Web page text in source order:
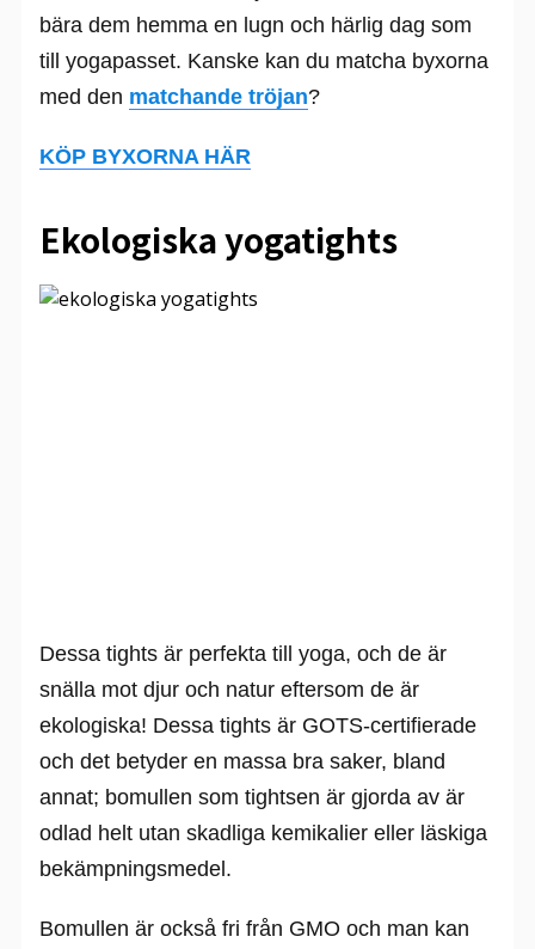
bära dem hemma en lugn och härlig dag som
till yogapasset. Kanske kan du matcha byxorna
med den matchande tröjan?
KÖP BYXORNA HÄR
Ekologiska yogatights
Dessa tights är perfekta till yoga, och de är
snälla mot djur och natur eftersom de är
ekologiska! Dessa tights är GOTS-certifierade
och det betyder en massa bra saker, bland
annat; bomullen som tightsen är gjorda av är
odlad helt utan skadliga kemikalier eller läskiga
bekämpningsmedel.
Bomullen är också fri från GMO och man kan